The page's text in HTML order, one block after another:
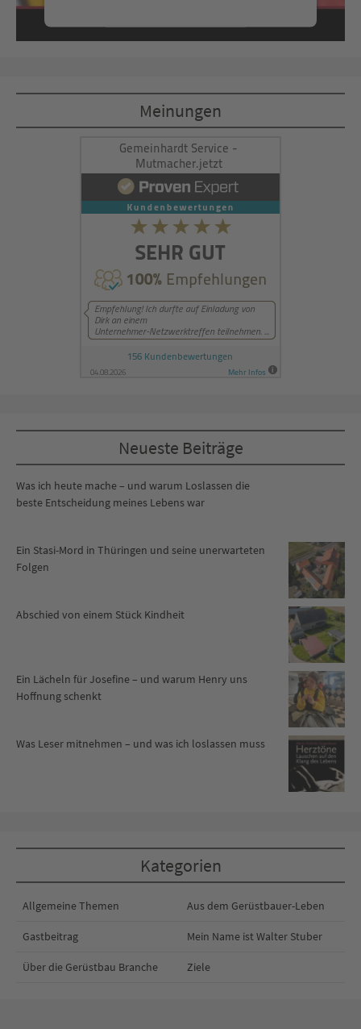
Mehr Informationen
powered byUsercentrics Consent
Management Platform&eRecht24
Meinungen
Neueste Beiträge
Was ich heute mache – und warum Loslassen die
beste Entscheidung meines Lebens war
Ein Stasi-Mord in Thüringen und seine unerwarteten
Folgen
Abschied von einem Stück Kindheit
Ein Lächeln für Josefine – und warum Henry uns
Hoffnung schenkt
Was Leser mitnehmen – und was ich loslassen muss
Kategorien
Allgemeine Themen Aus dem Gerüstbauer-Leben
Gastbeitrag Mein Name ist Walter Stuber
Über die Gerüstbau Branche Ziele